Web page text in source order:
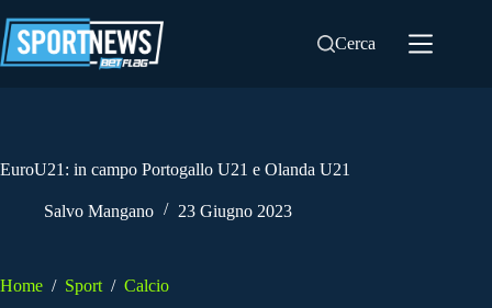
al
contenuto
Cerca
EuroU21: in campo Portogallo U21 e Olanda U21
Salvo Mangano 23 Giugno 2023
Home / Sport / Calcio